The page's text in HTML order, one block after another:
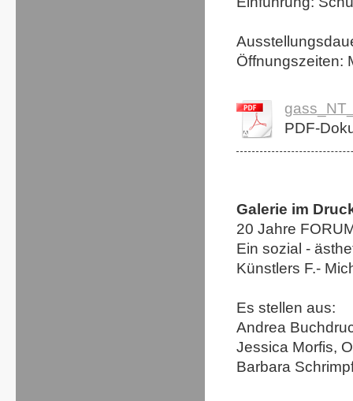
Öffnungszeiten:
PDF-
Galerie im
20 Jahre
Ein sozial -
Künstlers F.-
Es stellen aus:
Andrea
Jessica Morfis,
Barbara